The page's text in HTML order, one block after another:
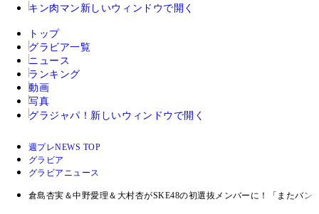
キン肉マン 新しいウィンドウで開く
トップ
グラビア一覧
ニュース
ランキング
動画
写真
グラジャパ！ 新しいウィンドウで開く
週プレNEWS TOP
グラビア
グラビアニュース
倉島杏実＆中野愛理＆大村杏がSKE48の初選抜メンバーに！「またバ